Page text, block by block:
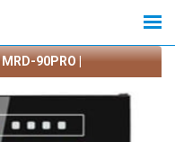
90PRO |